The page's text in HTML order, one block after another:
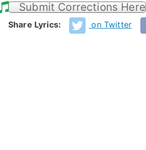
Submit Corrections Here
Share Lyrics: on Twitter